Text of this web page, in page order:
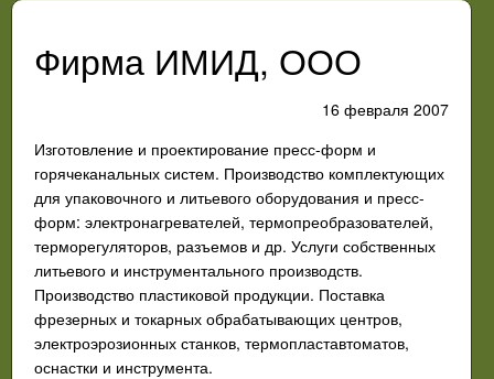
Фирма ИМИД, ООО
16 февраля 2007
Изготовление и проектирование пресс-форм и
горячеканальных систем. Производство комплектующих
для упаковочного и литьевого оборудования и пресс-
форм: электронагревателей, термопреобразователей,
терморегуляторов, разъемов и др. Услуги собственных
литьевого и инструментального производств.
Производство пластиковой продукции. Поставка
фрезерных и токарных обрабатывающих центров,
электроэрозионных станков, термопластавтоматов,
оснастки и инструмента.